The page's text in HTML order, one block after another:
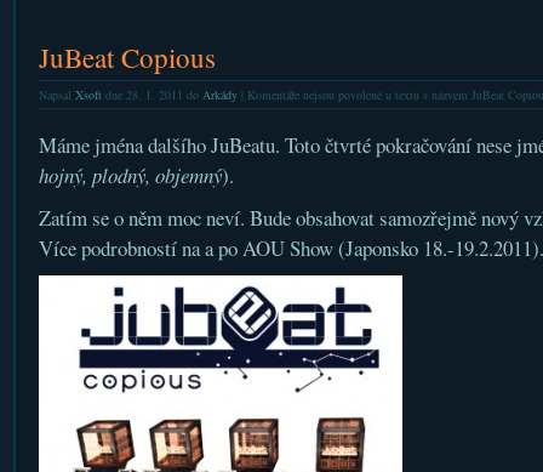
JuBeat Copious
Napsal Xsoftdne 28. 1. 2011 do Arkády| Komentáře nejsou povolenéu textu s názvem JuBeat
Máme jména dalšího JuBeatu. Toto čtvrté pokračování nese
hojný, plodný, objemný).
Zatím se o něm moc neví. Bude obsahovat samozřejmě nový
Více podrobností na a po AOU Show (Japonsko 18.-19.2.2011).